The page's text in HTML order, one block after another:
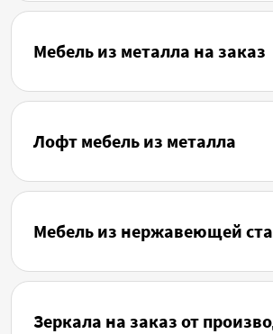
Мебель из металла на заказ
Лофт мебель из металла
Мебель из нержавеющей
Зеркала на заказ от